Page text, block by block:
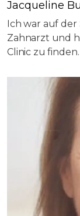
Jacqueline
Ich war auf
Zahnarzt und
Clinic zu finden.